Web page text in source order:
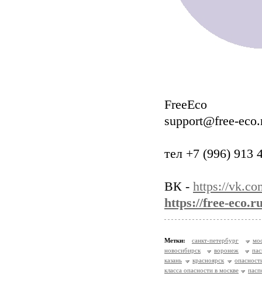
FreeEco
support@free-
тел +7 (996) 913
ВК - https://
https://free-
Метки: санкт-петербург
новосибирск
воронеж
казань
красноярск
класса опасности в москве